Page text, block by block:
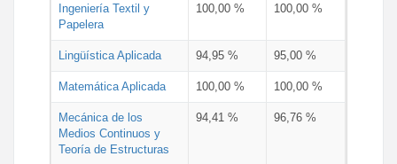
Ingeniería Textil y
Papelera
100,00 % 100,00 %
Lingüística Aplicada 94,95 % 95,00 %
Matemática Aplicada 100,00 % 100,00 %
Mecánica de los
Medios Continuos y
Teoría de Estructuras
94,41 % 96,76 %